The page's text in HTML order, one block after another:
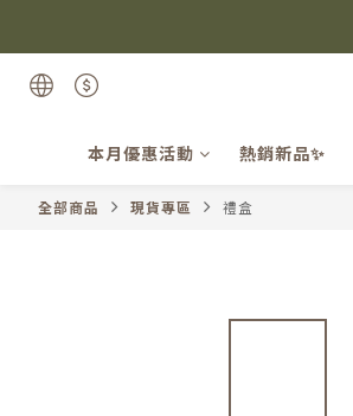
本月優惠活動 熱銷新品✨
全部商品 現貨專區 禮盒